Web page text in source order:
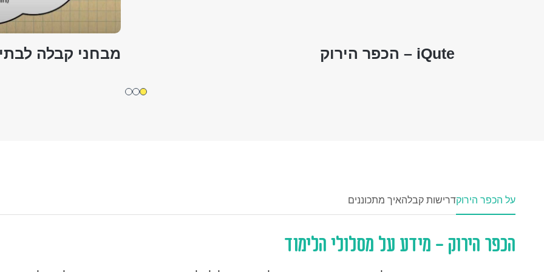
מבחני קבלה iQute – הכפר הירוק
על הכפר הירוקדרישות קבלהאיך מתכוננים
הכפר הירוק - מידע על מסלולי הלימוד